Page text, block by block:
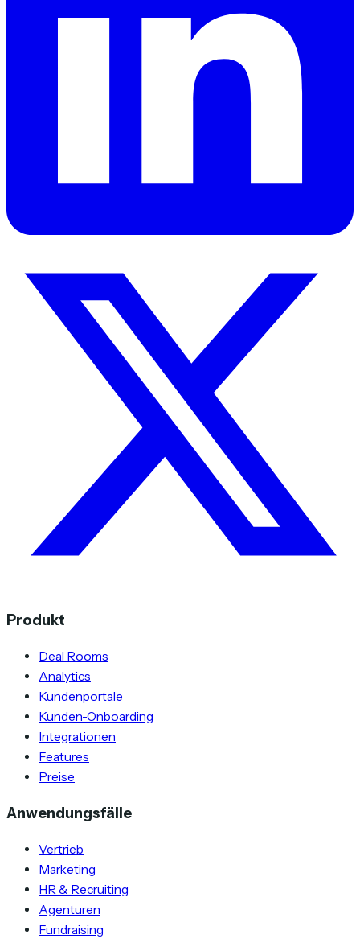
Produkt
Deal Rooms
Analytics
Kundenportale
Kunden-Onboarding
Integrationen
Features
Preise
Anwendungsfälle
Vertrieb
Marketing
HR & Recruiting
Agenturen
Fundraising